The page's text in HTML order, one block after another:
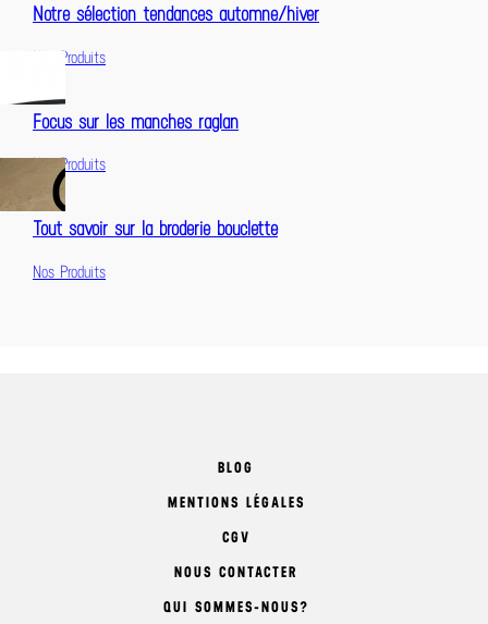
Notre sélection tendances automne/hiver
Nos Produits
Focus sur les manches raglan
Nos Produits
Tout savoir sur la broderie bouclette
Nos Produits
BLOG
MENTIONS LÉGALES
CGV
NOUS CONTACTER
QUI SOMMES-NOUS?